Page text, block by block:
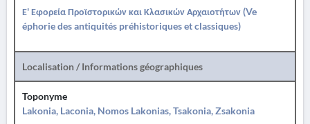
Ε' Εφορεία Προϊστορικών και Κλασικών Αρχαιοτήτων (Ve
éphorie des antiquités préhistoriques et classiques)
Localisation / Informations géographiques
Toponyme
Lakonia, Laconia, Nomos Lakonias, Tsakonia, Zsakonia